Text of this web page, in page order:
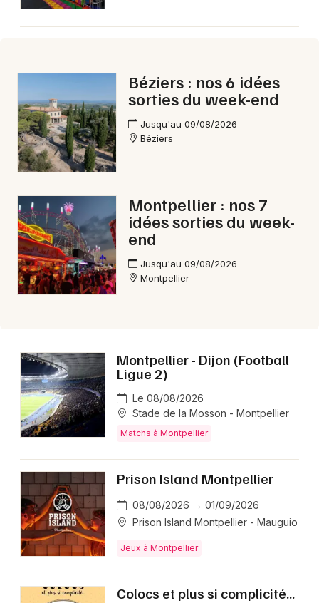
Artistes en tournée
Magazine à Montpellier
34 - Hérault
Choisir mes départements
Je m'abonne
Béziers : nos 6 idées
sorties du week-end
Jusqu'au 09/08/2026
Béziers
Montpellier : nos 7
idées sorties du week-
end
Jusqu'au 09/08/2026
Montpellier
Montpellier - Dijon (Football
Ligue 2)
Le 08/08/2026
Stade de la Mosson - Montpellier
Matchs à Montpellier
Prison Island Montpellier
08/08/2026 → 01/09/2026
Prison Island Montpellier - Mauguio
Jeux à Montpellier
Colocs et plus si complicité...